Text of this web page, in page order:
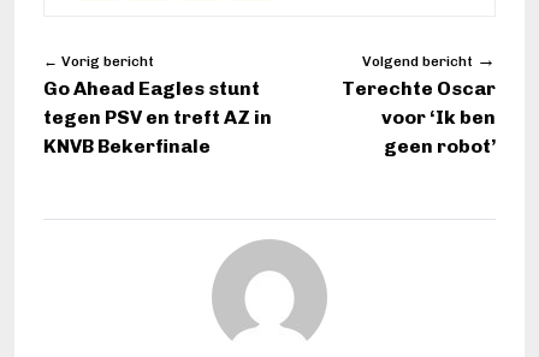
← Vorig bericht
Go Ahead Eagles stunt
tegen PSV en treft AZ in
KNVB Bekerfinale
Volgend bericht →
Terechte Oscar
voor ‘Ik ben
geen robot’